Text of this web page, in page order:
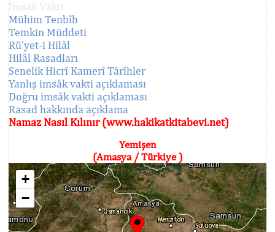
İmsâk Vakti
Mühim Tenbîh
Temkin Müddeti
Rü'yet-i Hilâl
Hilâl Rasadları
Senelik Hicrî Kamerî Târîhler
Yanlış imsâk vakti açıklaması
Doğru imsâk vakti açıklaması
Rasad hakkında açıklama
Namaz Nasıl Kılınır (www.hakikatkitabevi.net)
Yemişen
(Amasya / Türkiye )
+
−